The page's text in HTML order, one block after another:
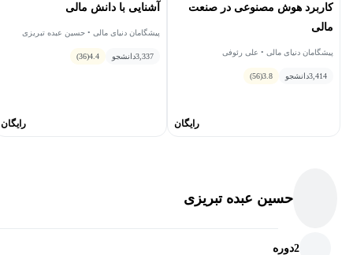
کاربرد هوش‌ مصنوعی در صنعت
مالی
پیشگامان دنیای مالی • علی رئوفی
3,414دانشجو 3.8
(56)
رایگان
آشنایی با دانش مالی
پیشگامان دنیای مالی • حسین عبده تبریزی
3,337دانشجو 4.4
(36)
رایگان
حسین عبده تبریزی
2دوره